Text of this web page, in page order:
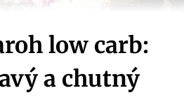
low carb:
a chutný